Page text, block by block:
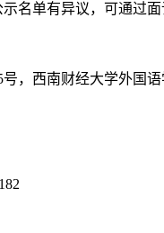
示名单有异议，可通过
号，西南财经大学外国